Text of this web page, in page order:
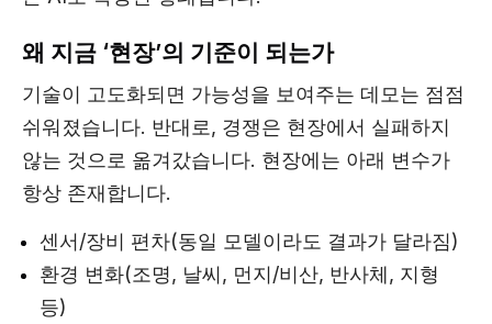
왜 지금 ‘현장’의 기준이 되는가
기술이 고도화되면 가능성을 보여주는 데모는 점점
쉬워졌습니다. 반대로, 경쟁은 현장에서 실패하지
않는 것으로 옮겨갔습니다. 현장에는 아래 변수가
항상 존재합니다.
센서/장비 편차(동일 모델이라도 결과가 달라짐)
환경 변화(조명, 날씨, 먼지/비산, 반사체, 지형
등)